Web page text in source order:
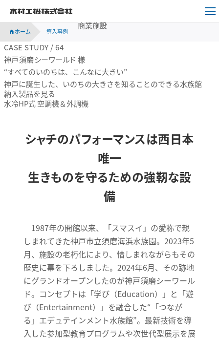
ホーム 導入事例
商業施設
CASE STUDY / 64
神戸須磨シーワールド 様
“すべてのいのちは、こんなに大きい”
神戸に誕生した、いのちの大きさを知ることのできる水族館
納入製品を見る
水冷HP式 空調機＆外調機
シャチのパフォーマンスは西日本
唯一
生きものを守るための強靭な設
備
1987年の開館以来、「スマスイ」の愛称で親
しまれてきた神戸市立須磨海浜水族園。2023年5
月、施設の老朽化により、惜しまれながらもその
歴史に幕を下ろしました。2024年6月、その跡地
にグランドオープンしたのが神戸須磨シーワール
ド。コンセプトは「学び（Education）」と「遊
び（Entertainment）」を融合した“「つなが
る」エデュテインメント水族館”。最新技術を導
入した参加型教育プログラムや次世代型展示を展